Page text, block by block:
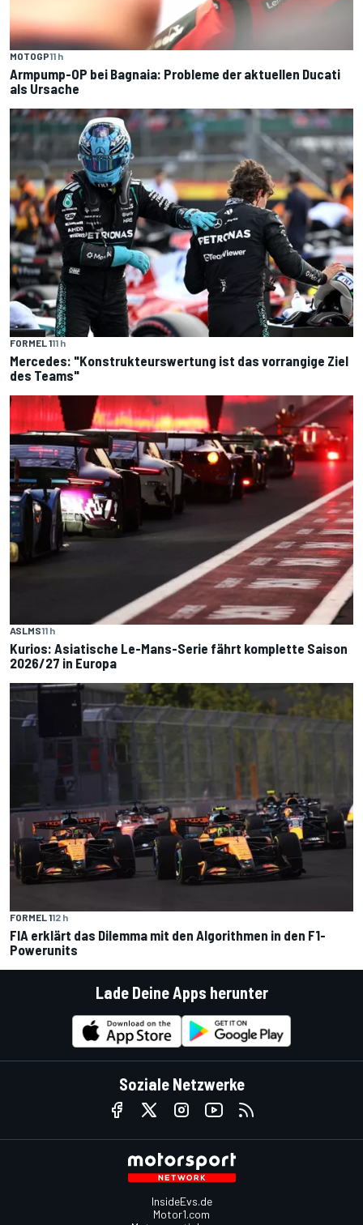
MOTOGP11 h
Armpump-OP bei Bagnaia: Probleme der aktuellen Ducati
als Ursache
FORMEL 111 h
Mercedes: "Konstrukteurswertung ist das vorrangige Ziel
des Teams"
ASLMS11 h
Kurios: Asiatische Le-Mans-Serie fährt komplette Saison
2026/27 in Europa
FORMEL 112 h
FIA erklärt das Dilemma mit den Algorithmen in den F1-
Powerunits
Lade Deine Apps herunter
Soziale Netzwerke
InsideEvs.de
Motor1.com